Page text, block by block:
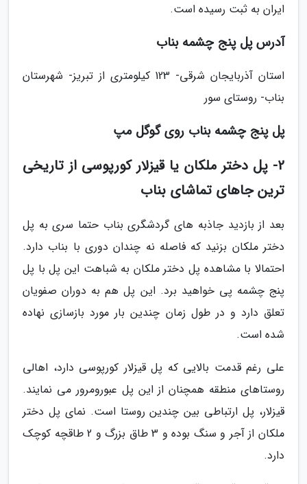
ایران به ثبت رسیده است.
آدرس پل پنج چشمه بناب
استان آذربایجان شرقی- 123 کیلومتری از تبریز- شهرستان
بناب- روستای سور
پل پنج چشمه بناب روی گوگل مپ
2- پل دختر ملکان یا قیزلار کورپوسی از تاریخی
ترین جاهای تماشای بناب
بعد از بازدید جاذبه های گردشگری بناب حتما سری به پل
دختر ملکان بزنید که فاصله نه چندان دوری با بناب دارد.
احتمالا با مشاهده پل دختر ملکان به شباهت این پل با پل
پنج چشمه پی خواهید برد. این پل هم به دوران صفویان
تعلق دارد و در طول زمان چندین بار مورد بازسازی نهاده
شده است.
علی رغم قدمت بالایی که پل قیزلار کورپوسی دارد، اهالی
روستاهای منطقه همچنان از این پل عبورومرور می نمایند.
قیزلار، پل ارتباطی بین چندین روستا است. نمای پل دختر
ملکان از آجر و سنگ بوده و 3 طاق بزرگ و 2 طاقچه کوچک
دارد.